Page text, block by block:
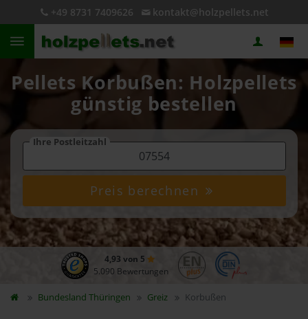
+49 8731 7409626 kontakt@holzpellets.net
Pellets Korbußen: Holzpellets
günstig bestellen
Ihre Postleitzahl
Preis berechnen
4,93 von 5
5.090 Bewertungen
Bundesland Thüringen Greiz Korbußen